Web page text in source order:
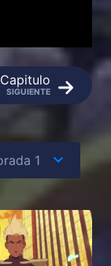
Capitulo
SIGUIENTE